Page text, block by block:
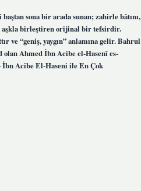
sona bir arada sunan; zahirle bâtını,
aşkla birleştiren orijinal bir tefsirdir.
ve “geniş, yaygın” anlamına gelir. Bahrul
Ahmed İbn Acibe el-Hasenî es-
İbn Acibe El-Haseni ile En Çok